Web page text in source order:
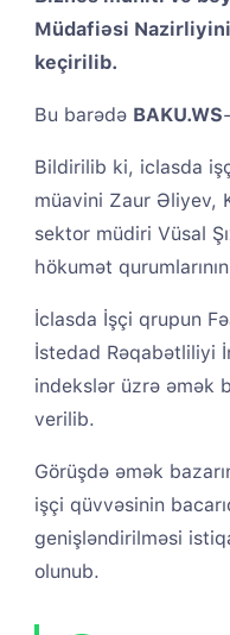
Müdafiəsi
keçirilib.
Bu barədə BAKU.WS
Bildirilib ki, iclasda
müavini Zaur Əliyev,
sektor müdiri Vüsal
hökumət
İclasda İşçi qrupun
İstedad Rəqabətliliyi
indekslər üzrə əmək
verilib.
Görüşdə əmək
işçi qüvvəsinin
genişləndirilməsi
olunub.